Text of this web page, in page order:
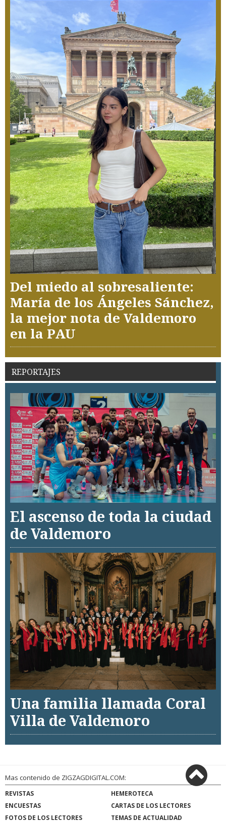
Del miedo al sobresaliente:
María de los Ángeles Sánchez,
la mejor nota de Valdemoro
en la PAU
REPORTAJES
El ascenso de toda la ciudad
de Valdemoro
Una familia llamada Coral
Villa de Valdemoro
Mas contenido de ZIGZAGDIGITAL.COM:
REVISTAS
HEMEROTECA
ENCUESTAS
CARTAS DE LOS LECTORES
FOTOS DE LOS LECTORES
TEMAS DE ACTUALIDAD